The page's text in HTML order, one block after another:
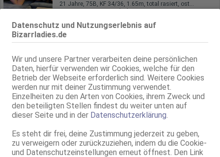
Datenschutz und Nutzungserlebnis auf
Bizarrladies.de
Wir und unsere Partner verarbeiten deine persönlichen
Daten, hierfür verwenden wir Cookies, welche für den
Betrieb der Webseite erforderlich sind. Weitere Cookies
werden nur mit deiner Zustimmung verwendet.
Einzelheiten zu den Arten von Cookies, ihrem Zweck und
den beteiligten Stellen findest du weiter unten auf
dieser Seite und in der Datenschutzerklärung.
Es steht dir frei, deine Zustimmung jederzeit zu geben,
zu verweigern oder zurückzuziehen, indem du die Cookie-
und Datenschutzeinstellungen erneut öffnest. Den Link
21 Jahre, 75B, KF 34/36, 1.65m, total rasiert, osteuropäisch
Essen
TS Katalina
TS, 27 Jahre, 80C, KF 36/38, 1.84m, total rasiert, Latina
ZK, AV, 69, GF6, DT, NSa, Franz b. Ihr
Mülheim an der Ruhr
Michaela (privat)
ZK, 69, GF6, NSa, Franz b. Ihr, BV, Körperküs.
Dortmund
Andjela